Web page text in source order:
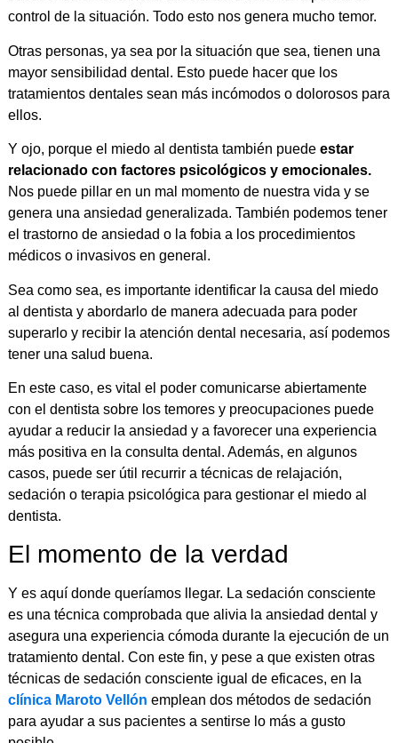
control de la situación. Todo esto nos genera mucho temor.
Otras personas, ya sea por la situación que sea, tienen una
mayor sensibilidad dental. Esto puede hacer que los
tratamientos dentales sean más incómodos o dolorosos para
ellos.
Y ojo, porque el miedo al dentista también puede estar
relacionado con factores psicológicos y emocionales.
Nos puede pillar en un mal momento de nuestra vida y se
genera una ansiedad generalizada. También podemos tener
el trastorno de ansiedad o la fobia a los procedimientos
médicos o invasivos en general.
Sea como sea, es importante identificar la causa del miedo
al dentista y abordarlo de manera adecuada para poder
superarlo y recibir la atención dental necesaria, así podemos
tener una salud buena.
En este caso, es vital el poder comunicarse abiertamente
con el dentista sobre los temores y preocupaciones puede
ayudar a reducir la ansiedad y a favorecer una experiencia
más positiva en la consulta dental. Además, en algunos
casos, puede ser útil recurrir a técnicas de relajación,
sedación o terapia psicológica para gestionar el miedo al
dentista.
El momento de la verdad
Y es aquí donde queríamos llegar. La sedación consciente
es una técnica comprobada que alivia la ansiedad dental y
asegura una experiencia cómoda durante la ejecución de un
tratamiento dental. Con este fin, y pese a que existen otras
técnicas de sedación consciente igual de eficaces, en la
clínica Maroto Vellón emplean dos métodos de sedación
para ayudar a sus pacientes a sentirse lo más a gusto